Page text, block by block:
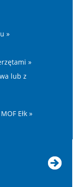
»
»
lub z
Ełk »